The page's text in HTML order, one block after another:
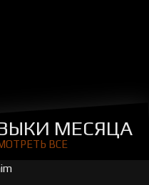
МЕСЯЦА
ВСЕ